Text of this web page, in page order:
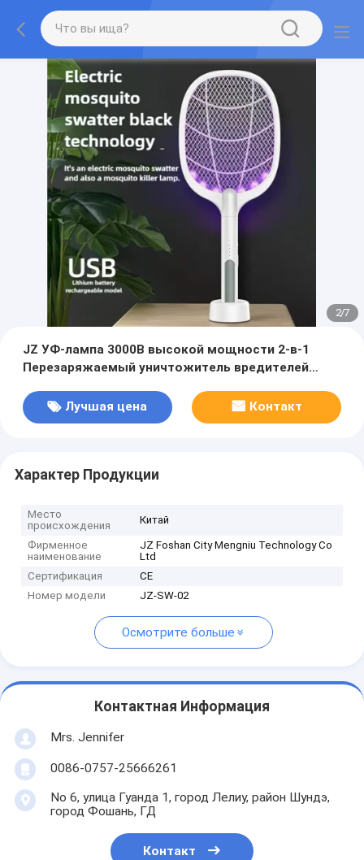
2/7
JZ УФ-лампа 3000В высокой мощности 2-в-1
Перезаряжаемый уничтожитель вредителей
Москитная мухобойка
Лучшая цена Контакт
Характер Продукции
Место
происхождения
Китай
Фирменное
наименование
JZ Foshan City Mengniu Technology Co
Ltd
Сертификация
CE
Номер модели
JZ-SW-02
Осмотрите больше
Контактная Информация
Mrs. Jennifer
0086-0757-25666261
No 6, улица Гуанда 1, город Лелиу, район Шундэ,
город Фошань, ГД
Контакт